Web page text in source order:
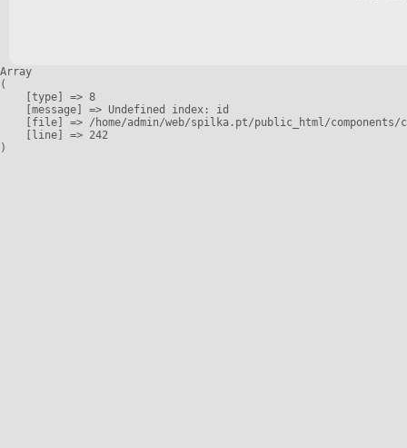
Array
(
    [type] => 8
    [message] => Undefined index: id
[file] => /home/admin/web/spilka.pt/public_html/
    [line] => 242